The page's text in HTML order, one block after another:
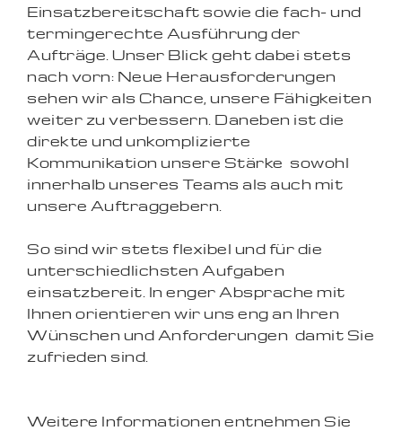
Einsatzbereitschaft sowie die fach- und
termingerechte Ausführung der
Aufträge. Unser Blick geht dabei stets
nach vorn: Neue Herausforderungen
sehen wir als Chance, unsere Fähigkeiten
weiter zu verbessern. Daneben ist die
direkte und unkomplizierte
Kommunikation unsere Stärke  sowohl
innerhalb unseres Teams als auch mit
unsere Auftraggebern.
So sind wir stets flexibel und für die
unterschiedlichsten Aufgaben
einsatzbereit. In enger Absprache mit
Ihnen orientieren wir uns eng an Ihren
Wünschen und Anforderungen  damit Sie
zufrieden sind.
Weitere Informationen entnehmen Sie